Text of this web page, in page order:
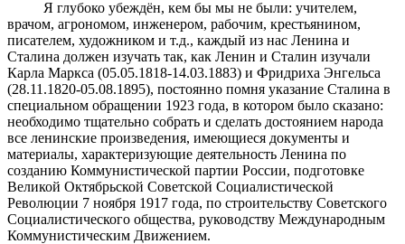
Я глубоко убеждён, кем бы мы не были: учителем,
врачом, агрономом, инженером, рабочим, крестьянином,
писателем, художником и т.д., каждый из нас Ленина и
Сталина должен изучать так, как Ленин и Сталин изучали
Карла Маркса (05.05.1818-14.03.1883) и Фридриха Энгельса
(28.11.1820-05.08.1895), постоянно помня указание Сталина в
специальном обращении 1923 года, в котором было сказано:
необходимо тщательно собрать и сделать достоянием народа
все ленинские произведения, имеющиеся документы и
материалы, характеризующие деятельность Ленина по
созданию Коммунистической партии России, подготовке
Великой Октябрьской Советской Социалистической
Революции 7 ноября 1917 года, по строительству Советского
Социалистического общества, руководству Международным
Коммунистическим Движением.